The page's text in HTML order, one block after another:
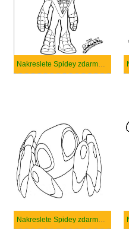
Nakreslete Spidey zdarma pro děti
Nakreslete Spidey zdarma základní